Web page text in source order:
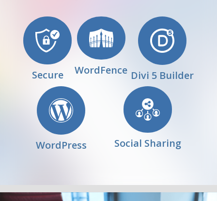
Secure WordFence Divi 5 Builder
WordPress Social Sharing